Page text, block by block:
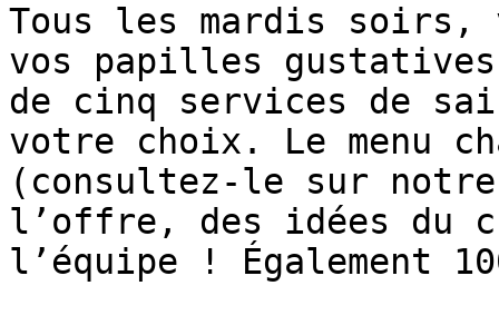
Tous les mardis
vos papilles gustatives
de cinq services de
votre choix. Le menu
(consultez-le sur
l’offre, des idées du
l’équipe ! Également